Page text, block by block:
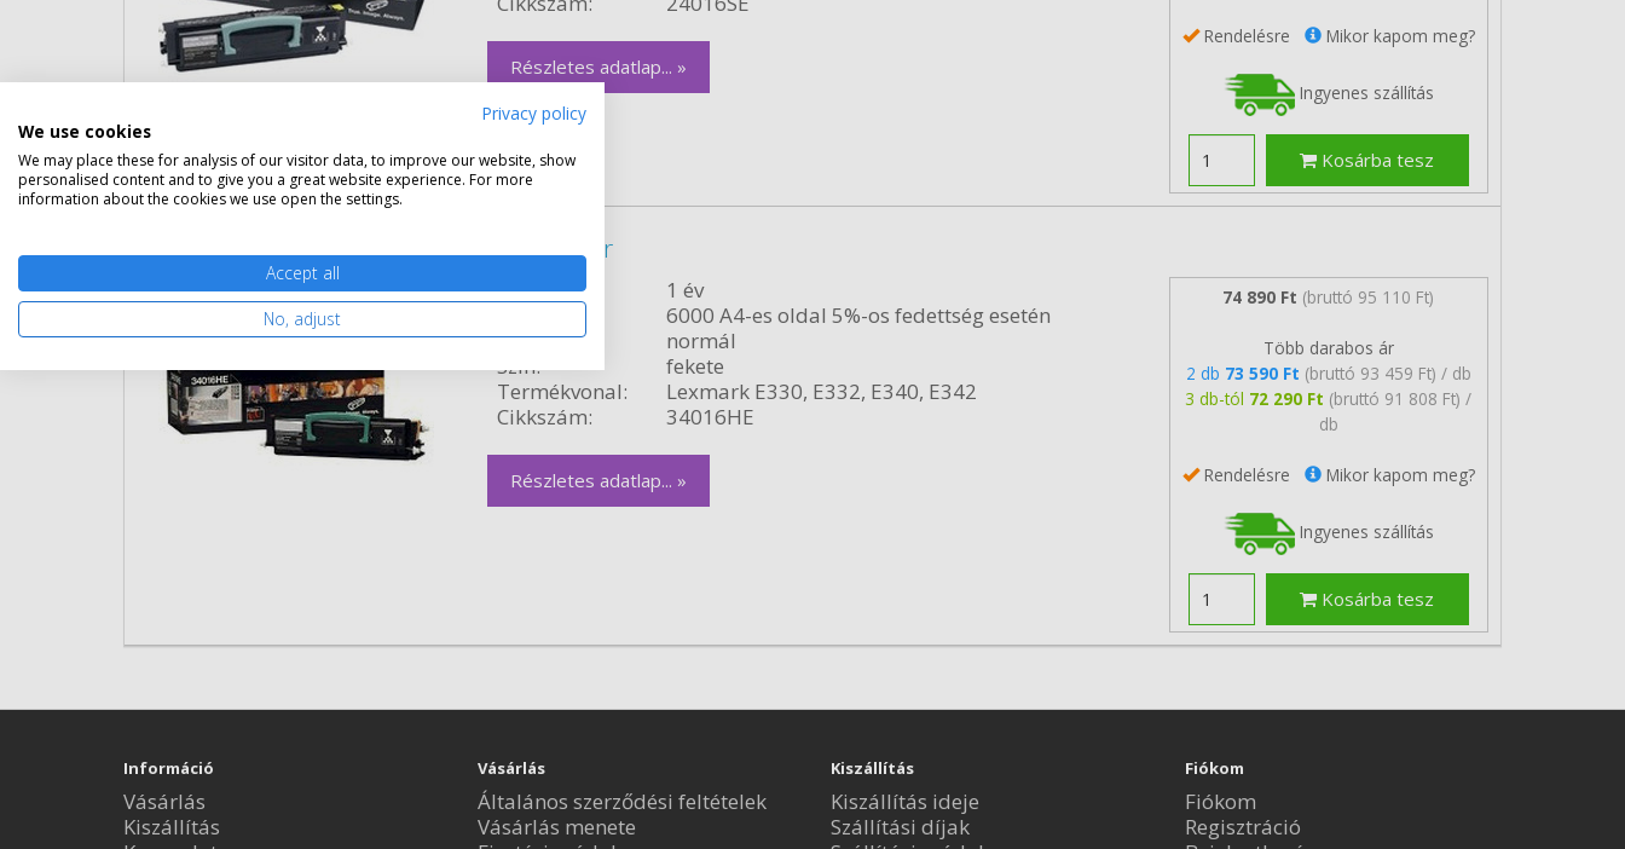
Részletes adatlap... »
Rendelésre Mikor kapom meg?
Ingyenes szállítás
Kosárba tesz
Eredeti Lexmark 34016HE fekete toner
Garancia:
1 év
Kapacitás:
6000 A4-es oldal 5%-os fedettség esetén
Kiszerelés:
normál
Szín:
fekete
Termékvonal:
Lexmark E330, E332, E340, E342
Cikkszám:
34016HE
Részletes adatlap... »
74 890 Ft (bruttó 95 110 Ft)
Több darabos ár
2 db 73 590 Ft (bruttó 93 459 Ft) / db
3 db-tól 72 290 Ft (bruttó 91 808 Ft) /
db
Rendelésre Mikor kapom meg?
Ingyenes szállítás
Kosárba tesz
Információ
Vásárlás
Kiszállítás
Vásárlás
Általános szerződési feltételek
Vásárlás menete
Kiszállítás
Kiszállítás ideje
Szállítási díjak
Fiókom
Fiókom
Regisztráció
Privacy policy
We use cookies
We may place these for analysis of our visitor data, to improve our website, show
personalised content and to give you a great website experience. For more
information about the cookies we use open the settings.
Accept all
No, adjust